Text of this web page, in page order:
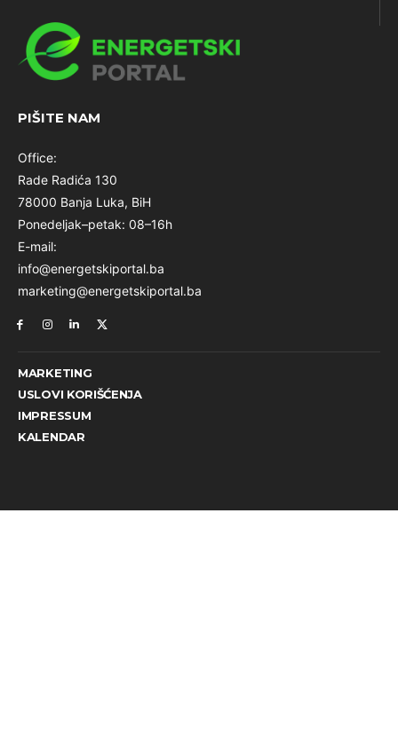
PIŠITE NAM
Office:
Rade Radića 130
78000 Banja Luka, BiH
Ponedeljak–petak: 08–16h
E-mail:
info@energetskiportal.ba
marketing@energetskiportal.ba
MARKETING
USLOVI KORIŠĆENJA
IMPRESSUM
KALENDAR